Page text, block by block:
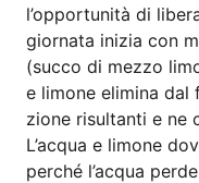
l’opportunità di
gior­na­ta ini­zia con
(suc­co di mez­zo
e limo­ne eli­mi­na
zio­ne risul­tan­ti e ne
L’ac­qua e limo­ne
per­ché l’ac­qua